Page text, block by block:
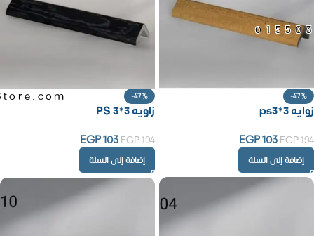
-47%
زوايه ps3*3
EGP194
EGP103
إضافة إلى السلة
-47%
زاويه PS 3*3
EGP194
EGP103
إضافة إلى السلة